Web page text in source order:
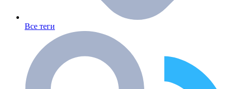
Все теги